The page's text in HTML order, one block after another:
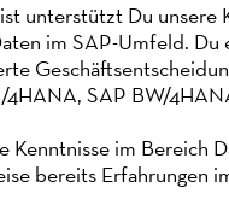
unterstützt Du unsere
im SAP-Umfeld.
SAP BW/
im Bereich
bereits Erfahrungen